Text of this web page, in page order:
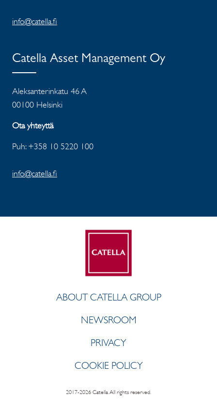
info@catella.fi
Catella Asset Management Oy
Aleksanterinkatu 46 A
00100 Helsinki
Ota yhteyttä
Puh: +358 10 5220 100
info@catella.fi
ABOUT CATELLA GROUP
NEWSROOM
PRIVACY
COOKIE POLICY
2017-2026 Catella. All rights reserved.